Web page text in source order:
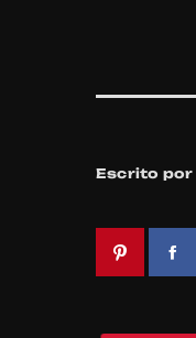
Escrito por